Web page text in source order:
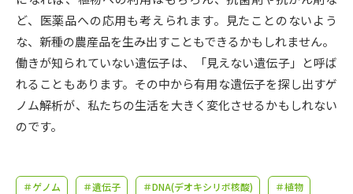
新生活お役立ちガイド
学問発見 学問検索
大学で学びたい学問発見
学問のミニ講義「夢ナビ講義」 学問分野解説
ど、医薬品への応用も考えられます。見たことのないよう
な、新種の農産品を生み出すこともできるかもしれません。
働きが知られていない遺伝子は、「見えない遺伝子」と呼ば
れることもあります。その中から有用な遺伝子を探し出すゲ
ノム解析が、私たちの生活を大きく変化させるかもしれない
のです。
＃ゲノム ＃遺伝子 ＃DNA(デオキシリボ核酸) ＃植物